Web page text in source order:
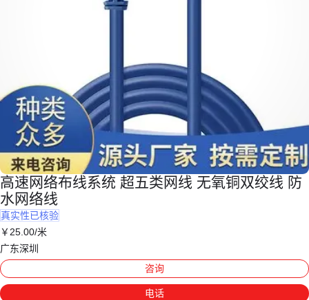
高速网络布线系统 超五类网线 无氧铜双绞线 防
水网络线
真实性已核验
￥ 25 .00/米
广东深圳
咨询
电话